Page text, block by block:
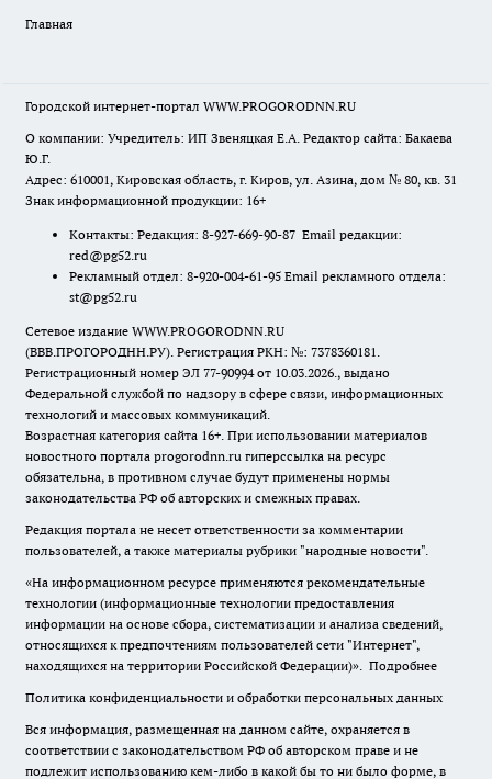
Главная
Городской интернет-портал WWW.PROGORODNN.RU
О компании: Учредитель: ИП Звеняцкая Е.А. Редактор сайта: Бакаева
Ю.Г.
Адрес: 610001, Кировская область, г. Киров, ул. Азина, дом № 80, кв. 31
Знак информационной продукции: 16+
Контакты: Редакция: 8-927-669-90-87 Email редакции:
red@pg52.ru
Рекламный отдел: 8-920-004-61-95 Email рекламного отдела:
st@pg52.ru
Сетевое издание WWW.PROGORODNN.RU
(ВВВ.ПРОГОРОДНН.РУ). Регистрация РКН: №: 7378360181.
Регистрационный номер ЭЛ 77-90994 от 10.03.2026., выдано
Федеральной службой по надзору в сфере связи, информационных
технологий и массовых коммуникаций.
Возрастная категория сайта 16+. При использовании материалов
новостного портала progorodnn.ru гиперссылка на ресурс
обязательна, в противном случае будут применены нормы
законодательства РФ об авторских и смежных правах.
Редакция портала не несет ответственности за комментарии
пользователей, а также материалы рубрики "народные новости".
«На информационном ресурсе применяются рекомендательные
технологии (информационные технологии предоставления
информации на основе сбора, систематизации и анализа сведений,
относящихся к предпочтениям пользователей сети "Интернет",
находящихся на территории Российской Федерации)». Подробнее
Политика конфиденциальности и обработки персональных данных
Вся информация, размещенная на данном сайте, охраняется в
соответствии с законодательством РФ об авторском праве и не
подлежит использованию кем-либо в какой бы то ни было форме, в